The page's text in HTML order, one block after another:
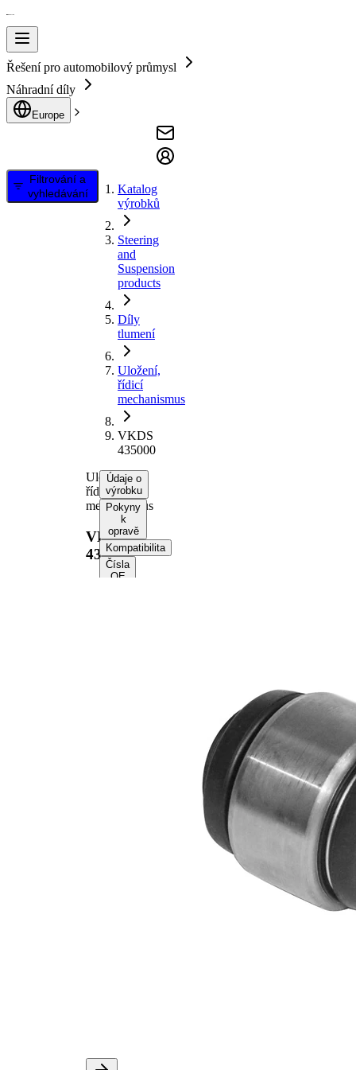
Řešení pro automobilový průmysl
Náhradní díly
Europe
Filtrování a
vyhledávání
Katalog
výrobků
Steering
and
Suspension
products
Díly
tlumení
Uložení,
řídicí
mechanismus
VKDS
435000
Uložení,
řídicí
mechanismus
VKDS
435000
Údaje o
výrobku
Pokyny
k
opravě
Kompatibilita
Čísla
OE